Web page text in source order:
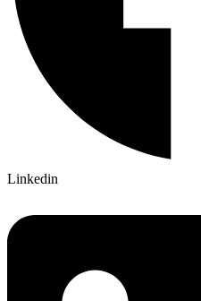
Linkedin